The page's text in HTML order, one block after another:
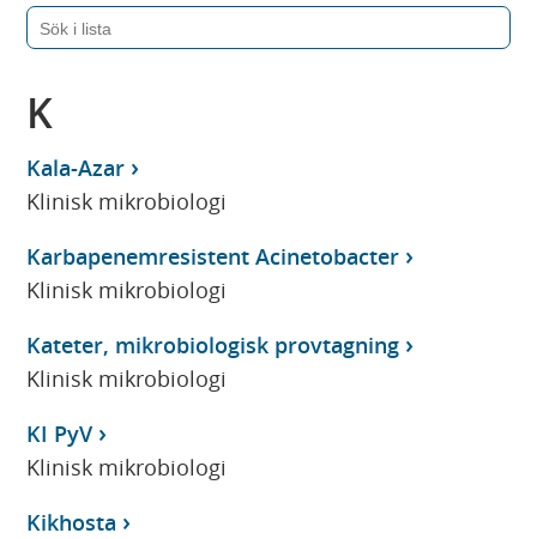
K
Kala-Azar
Klinisk mikrobiologi
Karbapenemresistent Acinetobacter
Klinisk mikrobiologi
Kateter, mikrobiologisk provtagning
Klinisk mikrobiologi
KI PyV
Klinisk mikrobiologi
Kikhosta